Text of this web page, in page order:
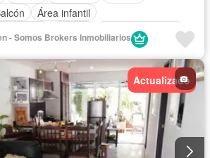
Área infantil
Vista panorámica
Closet
Terraza
- Somos Brokers Inmobiliarios
Actualizado